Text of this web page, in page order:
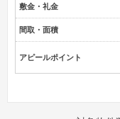
敷金・礼金
間取・面積
アピールポイント